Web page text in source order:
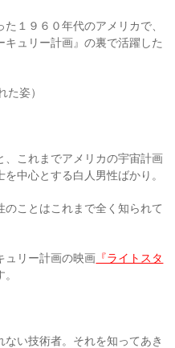
１９６０年代のアメリカで、
ュリー計画』の裏で活躍した
た姿）
、これまでアメリカの宇宙計画
中心とする白人男性ばかり。
ことはこれまで全く知られて
ュリー計画の映画 『ライトスタ
い技術者。それを知ってあき